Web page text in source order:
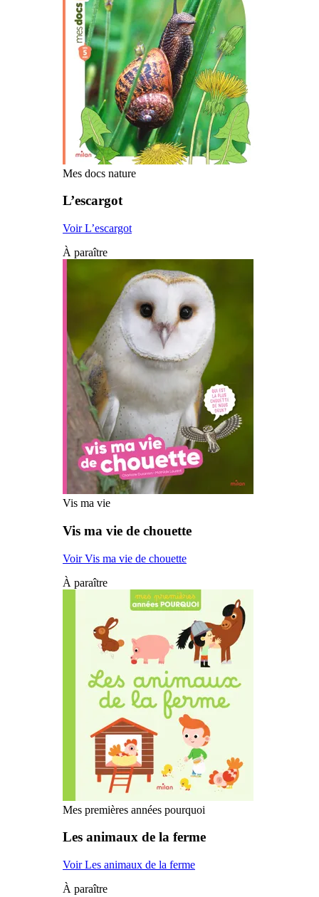
Mes docs nature
L’escargot
Voir L’escargot
À paraître
Vis ma vie
Vis ma vie de chouette
Voir Vis ma vie de chouette
À paraître
Mes premières années pourquoi
Les animaux de la ferme
Voir Les animaux de la ferme
À paraître